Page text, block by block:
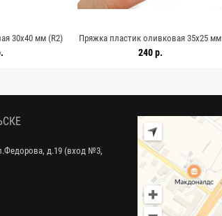
30х40 мм (R2)
Пряжка пластик оливковая 35х25 мм
(R2) 28122516
240 р.
д.19 (вход №3,